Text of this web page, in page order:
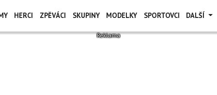
HERCI ZPĚVÁCI SKUPINY MODELKY SPORTOVCI DALŠÍ